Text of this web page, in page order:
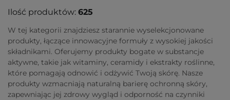
Ilość produktów: 625
W tej kategorii znajdziesz starannie wyselekcjonowane
produkty, łączące innowacyjne formuły z wysokiej jakości
składnikami. Oferujemy produkty bogate w substancje
aktywne, takie jak witaminy, ceramidy i ekstrakty roślinne,
które pomagają odnowić i odżywić Twoją skórę. Nasze
produkty wzmacniają naturalną barierę ochronną skóry,
zapewniając jej zdrowy wygląd i odporność na czynniki